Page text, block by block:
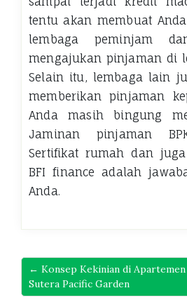
tentu akan membuat
lembaga peminjam
mengajukan pinjaman di
Selain itu, lembaga lain
memberikan pinjaman
Anda masih bingung
Jaminan pinjaman
Sertifikat rumah dan
BFI finance adalah
Anda.
← Konsep Kekinian di
Sutera Pacific Garden